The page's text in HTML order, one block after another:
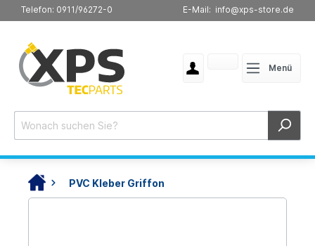
Telefon: 0911/96272-0 E-Mail: info@xps-store.de
Menü
PVC Kleber Griffon